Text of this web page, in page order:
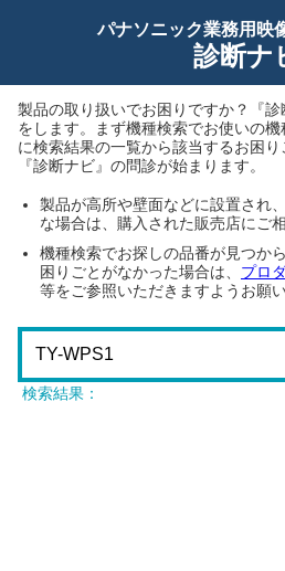
パナソニック業務用映
診断ナ
製品の取り扱いでお困りですか？『
をします。まず機種検索でお使いの
に検索結果の一覧から該当するお困り
『診断ナビ』の問診が始まります。
製品が高所や壁面などに設置され
な場合は、購入された販売店にご
機種検索でお探しの品番が見つか
困りごとがなかった場合は、 プロ
等をご参照いただきますようお願
検索結果：